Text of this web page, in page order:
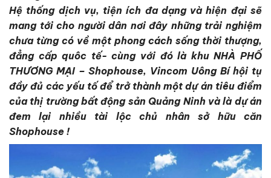
Hệ thống dịch vụ, tiện ích đa dạng và hiện đại sẽ
mang tới cho người dân nơi đây những trải nghiệm
chưa từng có về một phong cách sống thời thượng,
đẳng cấp quôc tế- cùng với đó là khu NHÀ PHỐ
THƯƠNG MẠI – Shophouse, Vincom Uông Bí hội tụ
đầy đủ các yếu tố để trở thành một dự án tiêu điểm
của thị trường bất động sản Quảng Ninh và là dự án
đem lại nhiều tài lộc chủ nhân sở hữu căn
Shophouse !